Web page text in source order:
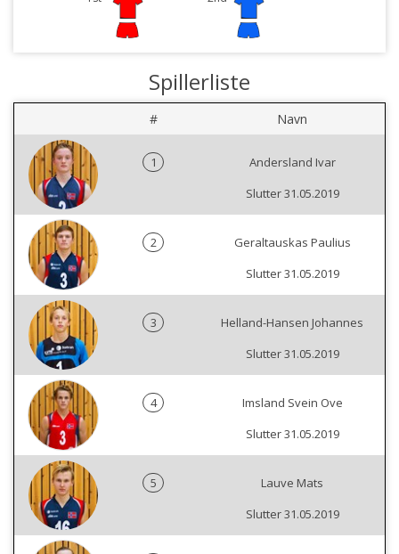
Spillerliste
# Navn
1
Andersland Ivar
Slutter 31.05.2019
2
Geraltauskas Paulius
Slutter 31.05.2019
3
Helland-Hansen Johannes
Slutter 31.05.2019
4
Imsland Svein Ove
Slutter 31.05.2019
5
Lauve Mats
Slutter 31.05.2019